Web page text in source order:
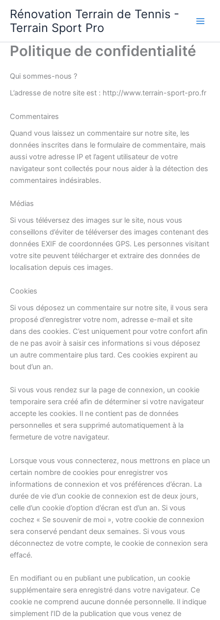
contenu
Rénovation Terrain de Tennis -
Terrain Sport Pro
Politique de confidentialité
Qui sommes-nous ?
L’adresse de notre site est : http://www.terrain-sport-pro.fr
Commentaires
Quand vous laissez un commentaire sur notre site, les
données inscrites dans le formulaire de commentaire, mais
aussi votre adresse IP et l’agent utilisateur de votre
navigateur sont collectés pour nous aider à la détection des
commentaires indésirables.
Médias
Si vous téléversez des images sur le site, nous vous
conseillons d’éviter de téléverser des images contenant des
données EXIF de coordonnées GPS. Les personnes visitant
votre site peuvent télécharger et extraire des données de
localisation depuis ces images.
Cookies
Si vous déposez un commentaire sur notre site, il vous sera
proposé d’enregistrer votre nom, adresse e-mail et site
dans des cookies. C’est uniquement pour votre confort afin
de ne pas avoir à saisir ces informations si vous déposez
un autre commentaire plus tard. Ces cookies expirent au
bout d’un an.
Si vous vous rendez sur la page de connexion, un cookie
temporaire sera créé afin de déterminer si votre navigateur
accepte les cookies. Il ne contient pas de données
personnelles et sera supprimé automatiquement à la
fermeture de votre navigateur.
Lorsque vous vous connecterez, nous mettrons en place un
certain nombre de cookies pour enregistrer vos
informations de connexion et vos préférences d’écran. La
durée de vie d’un cookie de connexion est de deux jours,
celle d’un cookie d’option d’écran est d’un an. Si vous
cochez « Se souvenir de moi », votre cookie de connexion
sera conservé pendant deux semaines. Si vous vous
déconnectez de votre compte, le cookie de connexion sera
effacé.
En modifiant ou en publiant une publication, un cookie
supplémentaire sera enregistré dans votre navigateur. Ce
cookie ne comprend aucune donnée personnelle. Il indique
simplement l’ID de la publication que vous venez de